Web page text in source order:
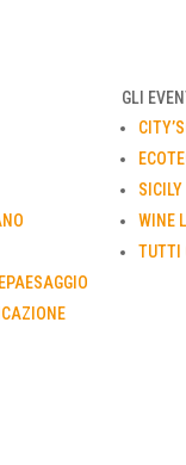
GLI
WINE
TUTTI